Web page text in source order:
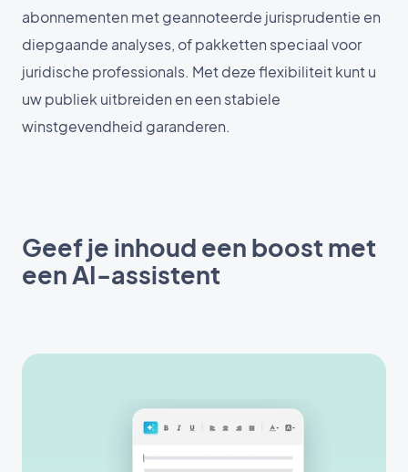
abonnementen met geannoteerde jurisprudentie en
diepgaande analyses, of pakketten speciaal voor
juridische professionals. Met deze flexibiliteit kunt u
uw publiek uitbreiden en een stabiele
winstgevendheid garanderen.
Geef je inhoud een boost met
een AI-assistent